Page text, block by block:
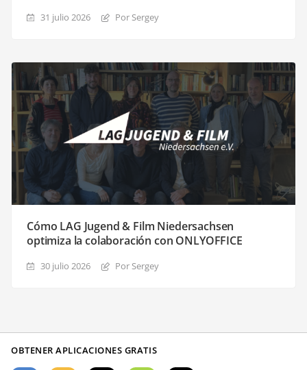
31 julio 2026 Por Sergey
Cómo LAG Jugend & Film Niedersachsen
optimiza la colaboración con ONLYOFFICE
30 julio 2026 Por Sergey
OBTENER APLICACIONES GRATIS